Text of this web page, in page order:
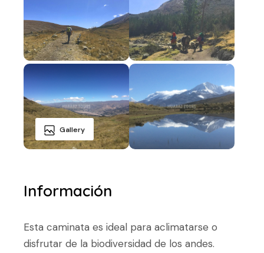
Gallery
Información
Esta caminata es ideal para aclimatarse o
disfrutar de la biodiversidad de los andes.